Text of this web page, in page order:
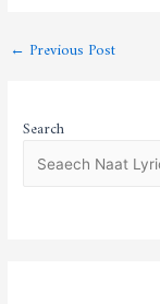
← Previous Post
Search